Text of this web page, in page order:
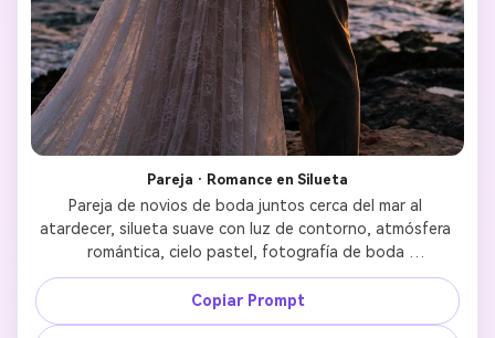
Pareja · Romance en Silueta
Pareja de novios de boda juntos cerca del mar al
atardecer, silueta suave con luz de contorno, atmósfera
romántica, cielo pastel, fotografía de boda
Copiar Prompt